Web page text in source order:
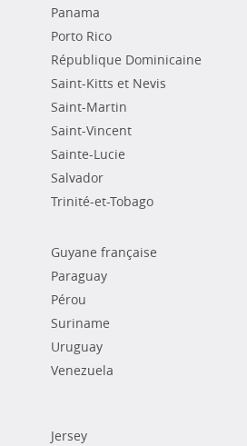
Panama
Porto Rico
République Dominicaine
Saint-Kitts et Nevis
Saint-Martin
Saint-Vincent
Sainte-Lucie
Salvador
Trinité-et-Tobago
Guyane française
Paraguay
Pérou
Suriname
Uruguay
Venezuela
Jersey